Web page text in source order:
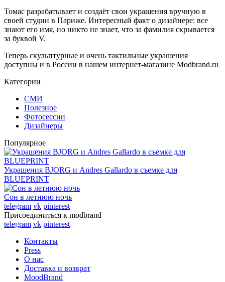
Томас разрабатывает и создаёт свои украшения вручную в
своей студии в Париже. Интересный факт о дизайнере: все
знают его имя, но никто не знает, что за фамилия скрывается
за буквой V.
Теперь скульптурные и очень тактильные украшения
доступны и в России в нашем интернет-магазине Modbrand.ru
Категории
СМИ
Полезное
Фотосессии
Дизайнеры
Популярное
Украшения BJORG и Andres Gallardo в съемке для
BLUEPRINT
Сон в летнюю ночь
telegram vk pinterest
Присоединиться к modbrand
telegram vk pinterest
Контакты
Press
О нас
Доставка и возврат
MoodBrand